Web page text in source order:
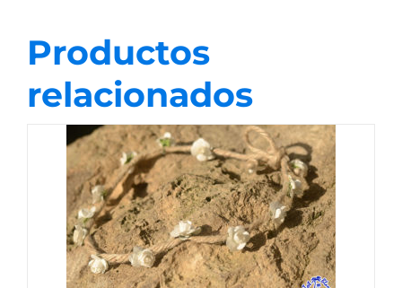
Productos
relacionados